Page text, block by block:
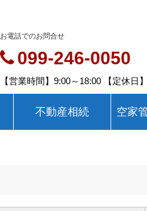
お電話でのお問合せ
099-246-0050
【営業時間】9:00～18:00 【定休日
不動産相続 空家